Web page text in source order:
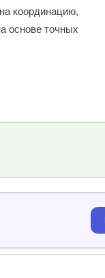
координацию,
основе точных